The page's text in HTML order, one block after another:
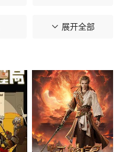
第19集
第13集
第10集
展开全部